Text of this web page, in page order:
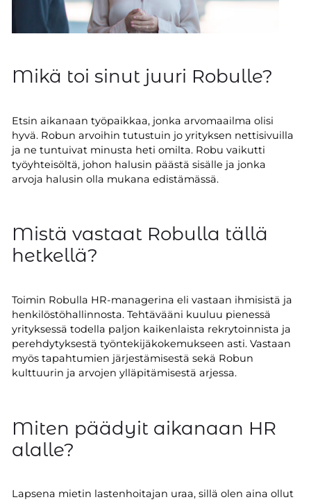
Mikä toi sinut juuri Robulle?
Etsin aikanaan työpaikkaa, jonka arvomaailma olisi
hyvä. Robun arvoihin tutustuin jo yrityksen nettisivuilla
ja ne tuntuivat minusta heti omilta. Robu vaikutti
työyhteisöltä, johon halusin päästä sisälle ja jonka
arvoja halusin olla mukana edistämässä.
Mistä vastaat Robulla tällä
hetkellä?
Toimin Robulla HR-managerina eli vastaan ihmisistä ja
henkilöstöhallinnosta. Tehtävääni kuuluu pienessä
yrityksessä todella paljon kaikenlaista rekrytoinnista ja
perehdytyksestä työntekijäkokemukseen asti. Vastaan
myös tapahtumien järjestämisestä sekä Robun
kulttuurin ja arvojen ylläpitämisestä arjessa.
Miten päädyit aikanaan HR
alalle?
Lapsena mietin lastenhoitajan uraa, sillä olen aina ollut